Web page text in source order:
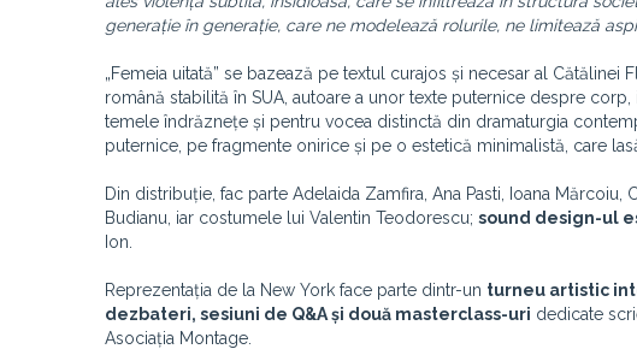
generație în generație, care ne modelează rolurile, ne limitează
„Femeia uitată” se bazează pe textul curajos și necesar al
română stabilită în SUA, autoare a unor texte puternice despre
temele îndrăznețe și pentru vocea distinctă din dramaturgia
puternice, pe fragmente onirice și pe o estetică minimalistă, care
Din distribuție, fac parte Adelaida Zamfira, Ana Pasti, Ioana Mărcoiu,
Budianu, iar costumele lui Valentin Teodorescu; sound design-ul
Ion.
Reprezentația de la New York face parte dintr-un turneu artistic
dezbateri, sesiuni de Q&A și două masterclass-uri dedicate
Asociația Montage.